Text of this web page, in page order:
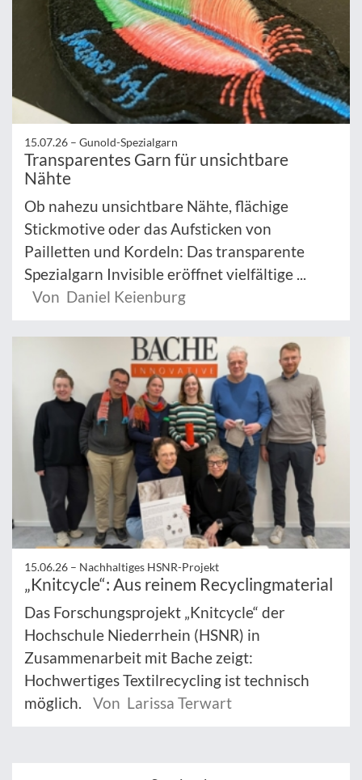
15.07.26 – Gunold-Spezialgarn
Transparentes Garn für unsichtbare
Nähte
Ob nahezu unsichtbare Nähte, flächige
Stickmotive oder das Aufsticken von
Pailletten und Kordeln: Das transparente
Spezialgarn Invisible eröffnet vielfältige ...
Von Daniel Keienburg
15.06.26 – Nachhaltiges HSNR-Projekt
„Knitcycle“: Aus reinem Recyclingmaterial
Das Forschungsprojekt „Knitcycle“ der
Hochschule Niederrhein (HSNR) in
Zusammenarbeit mit Bache zeigt:
Hochwertiges Textilrecycling ist technisch
möglich.
Von Larissa Terwart